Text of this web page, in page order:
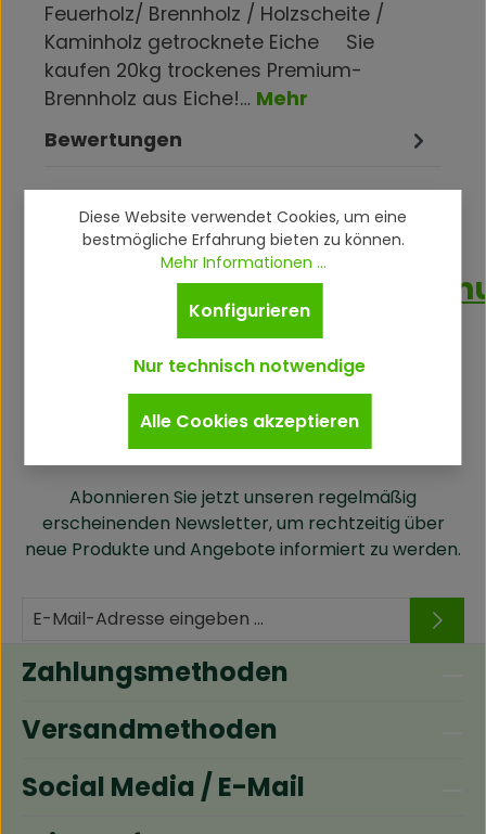
Feuerholz/ Brennholz / Holzscheite /
Kaminholz getrocknete Eiche Sie
kaufen 20kg trockenes Premium-
Brennholz aus Eiche!… Mehr
Bewertungen
Newsletter
Abonnieren Sie jetzt unseren regelmäßig
erscheinenden Newsletter, um rechtzeitig über
neue Produkte und Angebote informiert zu werden.
Zahlungsmethoden
Versandmethoden
Social Media / E-Mail
Diese Website verwendet Cookies, um eine
bestmögliche Erfahrung bieten zu können.
Mehr Informationen ...
Nur technisch notwendige
Konfigurieren
Alle Cookies akzeptieren